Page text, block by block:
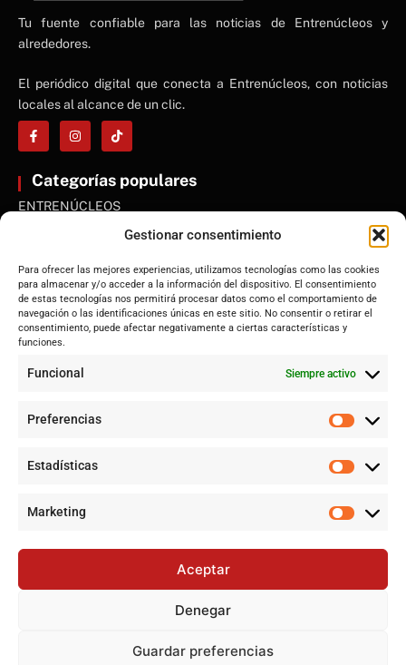
Gestionar consentimiento
Para ofrecer las mejores experiencias, utilizamos tecnologías como las cookies
para almacenar y/o acceder a la información del dispositivo. El consentimiento
de estas tecnologías nos permitirá procesar datos como el comportamiento de
navegación o las identificaciones únicas en este sitio. No consentir o retirar el
consentimiento, puede afectar negativamente a ciertas características y
funciones.
Funcional Siempre activo
Preferencias
Estadísticas
Marketing
Aceptar
Denegar
Guardar preferencias
NE
NEWS ELEMENTOR
Tu fuente confiable para las noticias de Entrenúcleos y
alrededores.
El periódico digital que conecta a Entrenúcleos, con noticias
locales al alcance de un clic.
Categorías populares
ENTRENÚCLEOS
Andalucía
Internacional
Tecnología
Sociedad
Jujutsu Kaisen: Cuando El Shōnen Decidió Crecer Sin Renunciar
Jujutsu Kaisen: El Shōnen que decidió evolucionar sin perder su
en Polígono Sur tras 20 años de lucha